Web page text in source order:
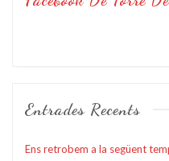
Entrades Recents
Ens retrobem a la següent